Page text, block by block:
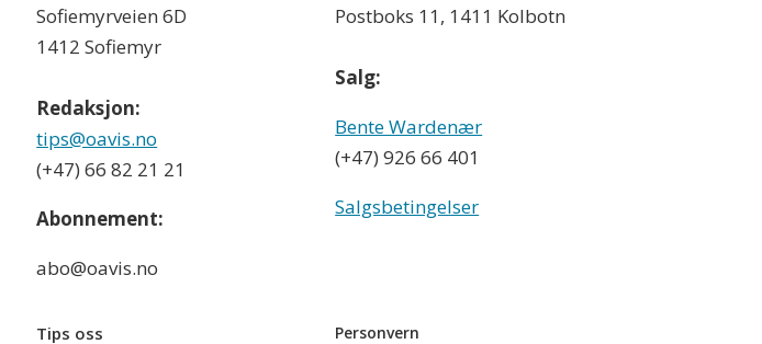
Sofiemyrveien 6D
1412 Sofiemyr
Redaksjon:
tips@oavis.no
(+47) 66 82 21 21
Abonnement:
abo@oavis.no
Postboks 11, 1411 Kolbotn
Salg:
Bente Wardenær
(+47) 926 66 401
Salgsbetingelser
Tips oss Personvern